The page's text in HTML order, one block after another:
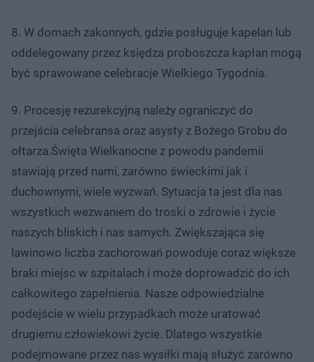
8. W domach zakonnych, gdzie posługuje kapelan lub
oddelegowany przez księdza proboszcza kapłan mogą
być sprawowane celebracje Wielkiego Tygodnia.
9. Procesję rezurekcyjną należy ograniczyć do
przejścia celebransa oraz asysty z Bożego Grobu do
ołtarza.Święta Wielkanocne z powodu pandemii
stawiają przed nami, zarówno świeckimi jak i
duchownymi, wiele wyzwań. Sytuacja ta jest dla nas
wszystkich wezwaniem do troski o zdrowie i życie
naszych bliskich i nas samych. Zwiększająca się
lawinowo liczba zachorowań powoduje coraz większe
braki miejsc w szpitalach i może doprowadzić do ich
całkowitego zapełnienia. Nasze odpowiedzialne
podejście w wielu przypadkach może uratować
drugiemu człowiekowi życie. Dlatego wszystkie
podejmowane przez nas wysiłki mają służyć zarówno